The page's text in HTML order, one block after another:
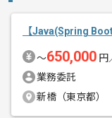
【Java(Spring
〜650,000 円
業務委託
新橋（東京都）